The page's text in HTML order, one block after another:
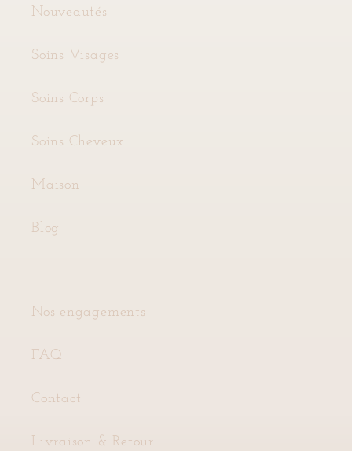
Nouveautés
Soins Visages
Soins Corps
Soins Cheveux
Maison
Blog
Nos engagements
FAQ
Contact
Livraison & Retour